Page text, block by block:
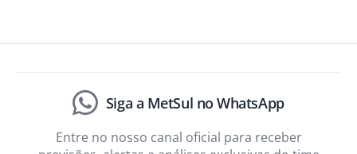
Siga a MetSul no WhatsApp
Entre no nosso canal oficial para receber